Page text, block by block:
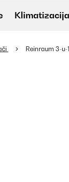
Klimatizacija
Reinraum 3-